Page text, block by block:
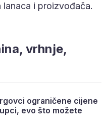
i proizvođača.
vrhnje,
ograničene cijene
evo što možete